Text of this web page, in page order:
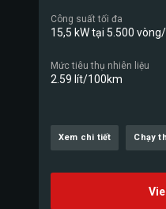
Công suất tối đa
15,5 kW tại 5.500
Mức tiêu thụ nhiên liệu
2.59 lít/100km
Xem chi tiết Chạy